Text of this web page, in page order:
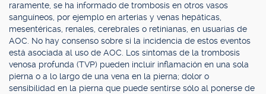
raramente, se ha informado de trombosis en otros vasos
sanguíneos, por ejemplo en arterias y venas hepáticas,
mesentéricas, renales, cerebrales o retinianas, en usuarias de
AOC. No hay consenso sobre si la incidencia de estos eventos
está asociada al uso de AOC. Los síntomas de la trombosis
venosa profunda (TVP) pueden incluir inflamación en una sola
pierna o a lo largo de una vena en la pierna; dolor o
sensibilidad en la pierna que puede sentirse sólo al ponerse de